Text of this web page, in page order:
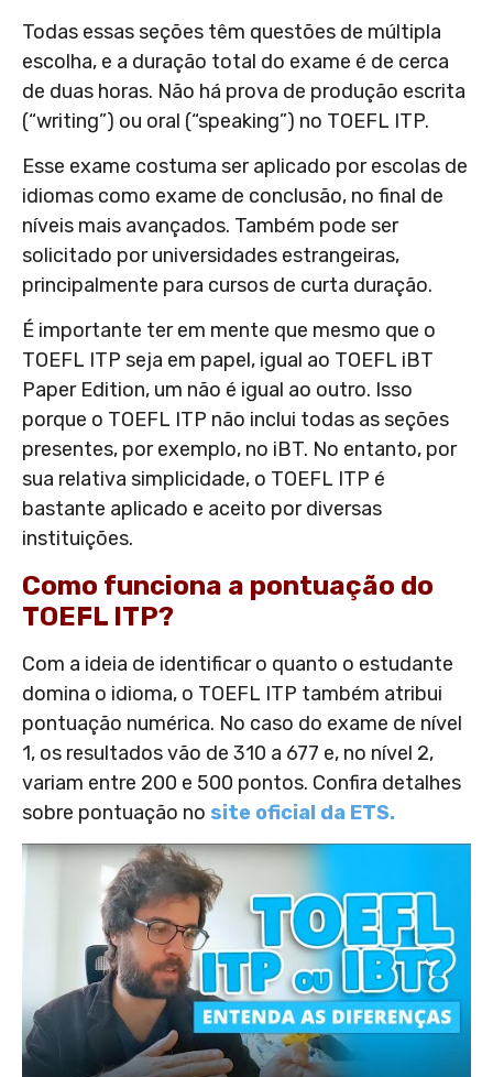
Todas essas seções têm questões de múltipla
escolha, e a duração total do exame é de cerca
de duas horas. Não há prova de produção escrita
(“writing”) ou oral (“speaking”) no TOEFL ITP.
Esse exame costuma ser aplicado por escolas de
idiomas como exame de conclusão, no final de
níveis mais avançados. Também pode ser
solicitado por universidades estrangeiras,
principalmente para cursos de curta duração.
É importante ter em mente que mesmo que o
TOEFL ITP seja em papel, igual ao TOEFL iBT
Paper Edition, um não é igual ao outro. Isso
porque o TOEFL ITP não inclui todas as seções
presentes, por exemplo, no iBT. No entanto, por
sua relativa simplicidade, o TOEFL ITP é
bastante aplicado e aceito por diversas
instituições.
Como funciona a pontuação do
TOEFL ITP?
Com a ideia de identificar o quanto o estudante
domina o idioma, o TOEFL ITP também atribui
pontuação numérica. No caso do exame de nível
1, os resultados vão de 310 a 677 e, no nível 2,
variam entre 200 e 500 pontos. Confira detalhes
sobre pontuação no site oficial da ETS.